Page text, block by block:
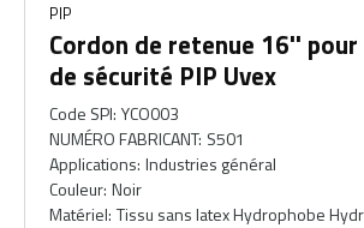
PIP
Cordon de retenue 16''
de sécurité PIP Uvex
Code SPI: YCO003
NUMÉRO FABRICANT: S501
Applications: Industries général
Couleur: Noir
Matériel: Tissu sans latex Hydrophobe